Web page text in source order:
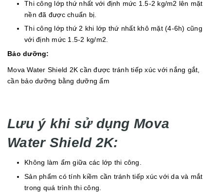
Thi công lớp thứ nhất với định mức 1.5-2 kg/m2 lên mặt
nền đã được chuẩn bị.
Thi công lớp thứ 2 khi lớp thứ nhất khô mặt (4-6h) cũng
với định mức 1.5-2 kg/m2.
Bảo dưỡng:
Mova Water Shield 2K cần được tránh tiếp xúc với nắng gắt,
cần bảo dưỡng bằng dưỡng ẩm
Lưu ý khi sử dụng Mova
Water Shield 2K:
Không làm ẩm giữa các lớp thi công.
Sản phẩm có tính kiềm cần tránh tiếp xúc với da và mắt
trong quá trình thi công.